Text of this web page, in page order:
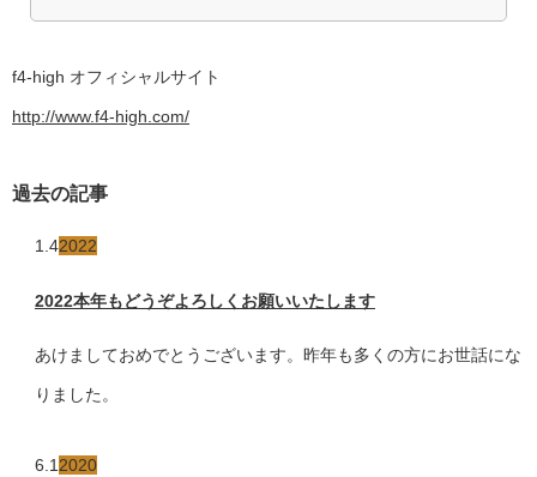
f4-high オフィシャルサイト
http://www.f4-high.com/
過去の記事
1.42022
2022本年もどうぞよろしくお願いいたします
あけましておめでとうございます。昨年も多くの方にお世話にな
りました。
6.1 2020